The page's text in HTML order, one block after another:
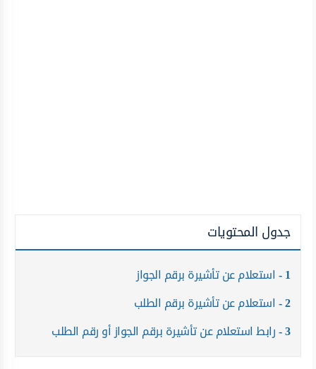
جدول المحتويات
1 استعلام عن تأشيرة برقم الجواز
2 استعلام عن تأشيرة برقم الطلب
3 رابط استعلام عن تأشيرة برقم الجواز أو رقم الطلب